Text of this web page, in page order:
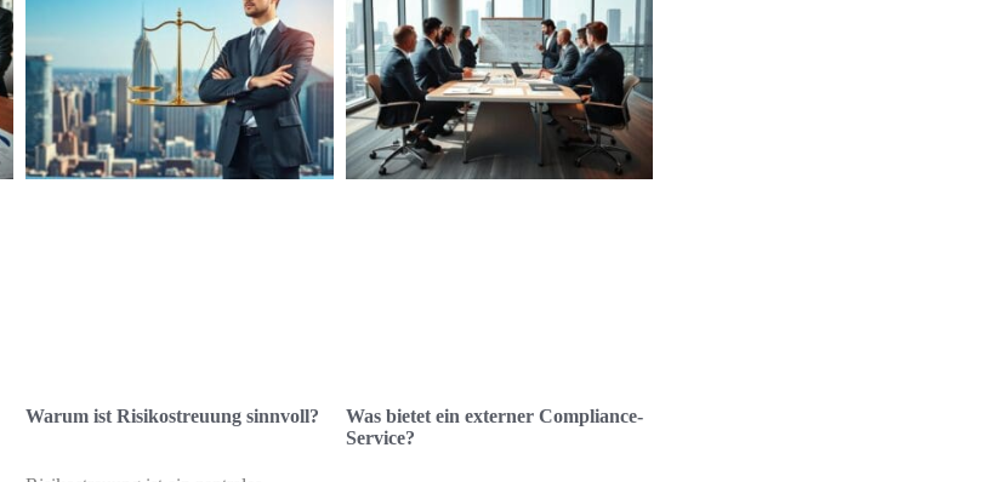
Warum ist Risikostreuung sinnvoll?
Was bietet ein externer Compliance-
Service?